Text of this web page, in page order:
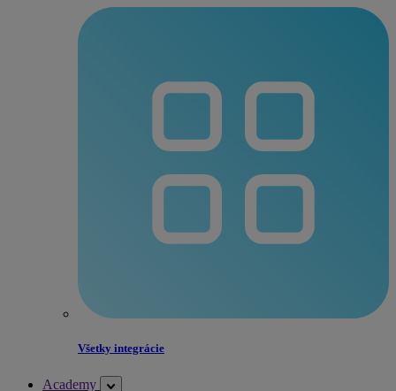
Všetky integrácie
Academy